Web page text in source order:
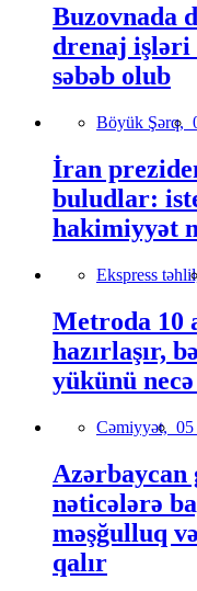
Buzovnada
drenaj işləri
səbəb olub
Böyük Şərq,
İran
buludlar:
hakimiyyət
Ekspress
Metroda 10
hazırlaşır,
yükünü necə
Cəmiyyət, 05
Azərbaycan
nəticələrə
məşğulluq
qalır